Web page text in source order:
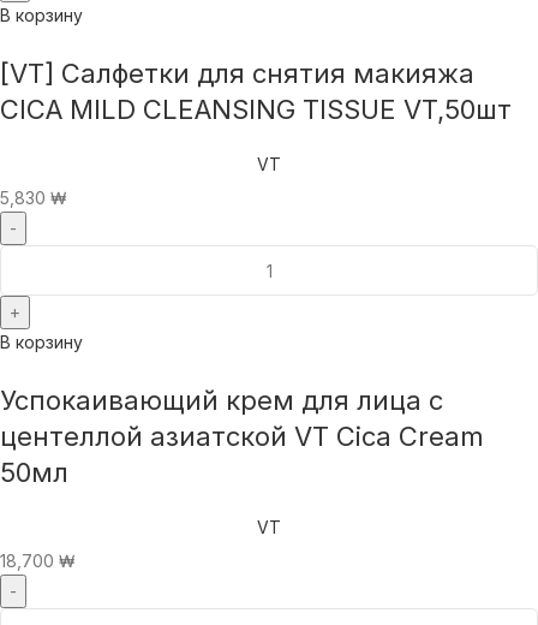
В корзину
[VT] Салфетки для снятия макияжа
CICA MILD CLEANSING TISSUE VT,50шт
VT
5,830 ₩
В корзину
Успокаивающий крем для лица с
центеллой азиатской VT Cica Cream
50мл
VT
18,700 ₩